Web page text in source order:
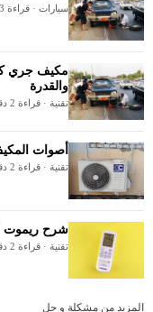
سيارات · قراءة 3 دقائق
مكيف جري
والقدرة
تقنية · قراءة 2 دقائق
أصوات
تقنية · قراءة 2 دقائق
شرح ريموت
تقنية · قراءة 2 دقائق
المزيد من مشكلة و حل